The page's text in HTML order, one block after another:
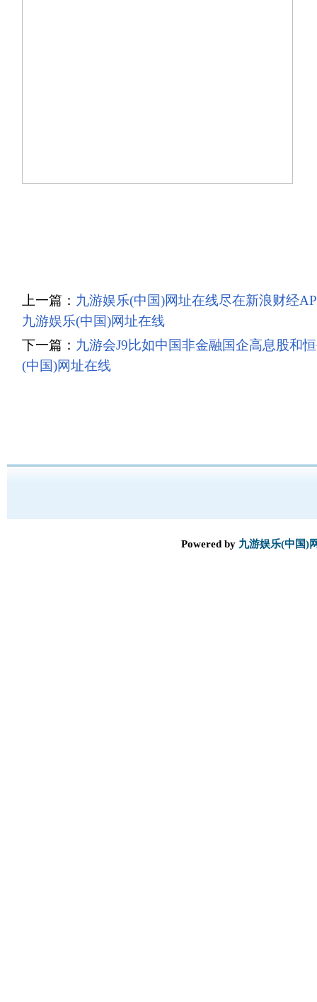
上一篇： 九游娱乐(中国)网址在线尽在新浪财经
九游娱乐(中国)网址在线
下一篇： 九游会J9比如中国非金融国企高息股和
(中国)网址在线
Powered by 九游娱乐(中国)